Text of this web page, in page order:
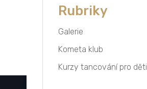
Rubriky
Galerie
Kometa klub
Kurzy tancování pro děti